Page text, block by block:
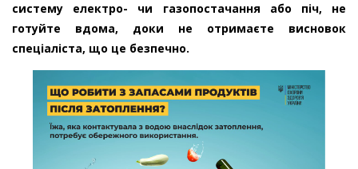
систему електро- чи газопостачання або піч, не
готуйте вдома, доки не отримаєте висновок
спеціаліста, що це безпечно.